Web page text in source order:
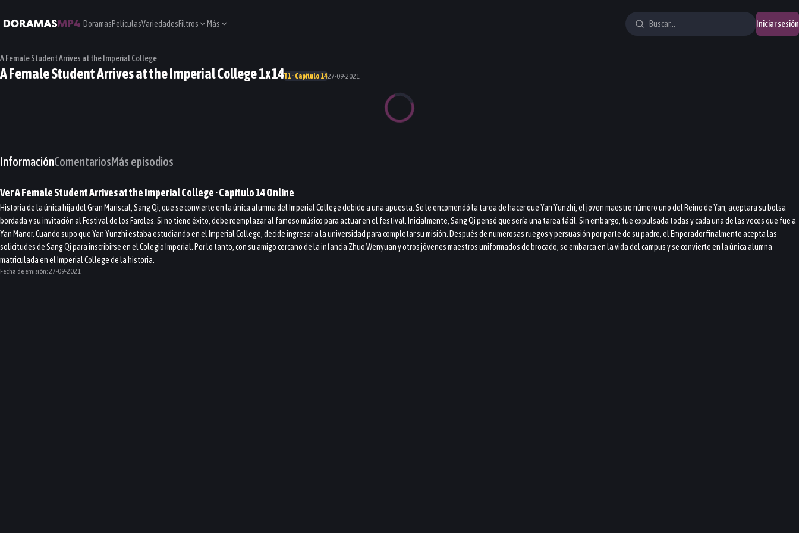
DoramasPelículasVariedadesFiltros Más Iniciar sesión
A Female Student Arrives at the Imperial College
A Female Student Arrives at the Imperial College 1x14T1 · Capítulo 1427-09-2021
InformaciónComentariosMás episodios
VerA Female Student Arrives at the Imperial College· Capítulo14Online
Historia de la única hija del Gran Mariscal, Sang Qi, que se convierte en la única alumna del Imperial College debido a una apuesta. Se le encomendó la tarea de hacer que Yan Yunzhi, el joven maestro número uno del Reino de Yan, aceptara su bolsa
bordada y su invitación al Festival de los Faroles. Si no tiene éxito, debe reemplazar al famoso músico para actuar en el festival. Inicialmente, Sang Qi pensó que sería una tarea fácil. Sin embargo, fue expulsada todas y cada una de las veces que fue a
Yan Manor. Cuando supo que Yan Yunzhi estaba estudiando en el Imperial College, decide ingresar a la universidad para completar su misión. Después de numerosas ruegos y persuasión por parte de su padre, el Emperador finalmente acepta las
solicitudes de Sang Qi para inscribirse en el Colegio Imperial. Por lo tanto, con su amigo cercano de la infancia Zhuo Wenyuan y otros jóvenes maestros uniformados de brocado, se embarca en la vida del campus y se convierte en la única alumna
matriculada en el Imperial College de la historia.
Fecha de emisión:27-09-2021